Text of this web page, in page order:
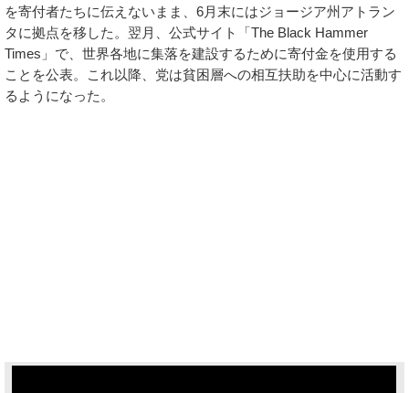
を寄付者たちに伝えないまま、6月末にはジョージア州アトラン
タに拠点を移した。翌月、公式サイト「The Black Hammer
Times」で、世界各地に集落を建設するために寄付金を使用する
ことを公表。これ以降、党は貧困層への相互扶助を中心に活動す
るようになった。